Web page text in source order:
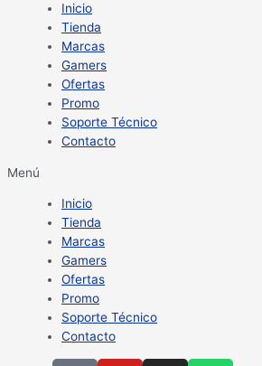
Inicio
Tienda
Marcas
Gamers
Ofertas
Promo
Soporte Técnico
Contacto
Menú
Inicio
Tienda
Marcas
Gamers
Ofertas
Promo
Soporte Técnico
Contacto